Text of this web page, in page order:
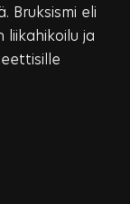
Bruksismi eli
liikahikoilu ja